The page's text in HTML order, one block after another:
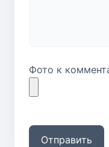
Фото к
Отправить